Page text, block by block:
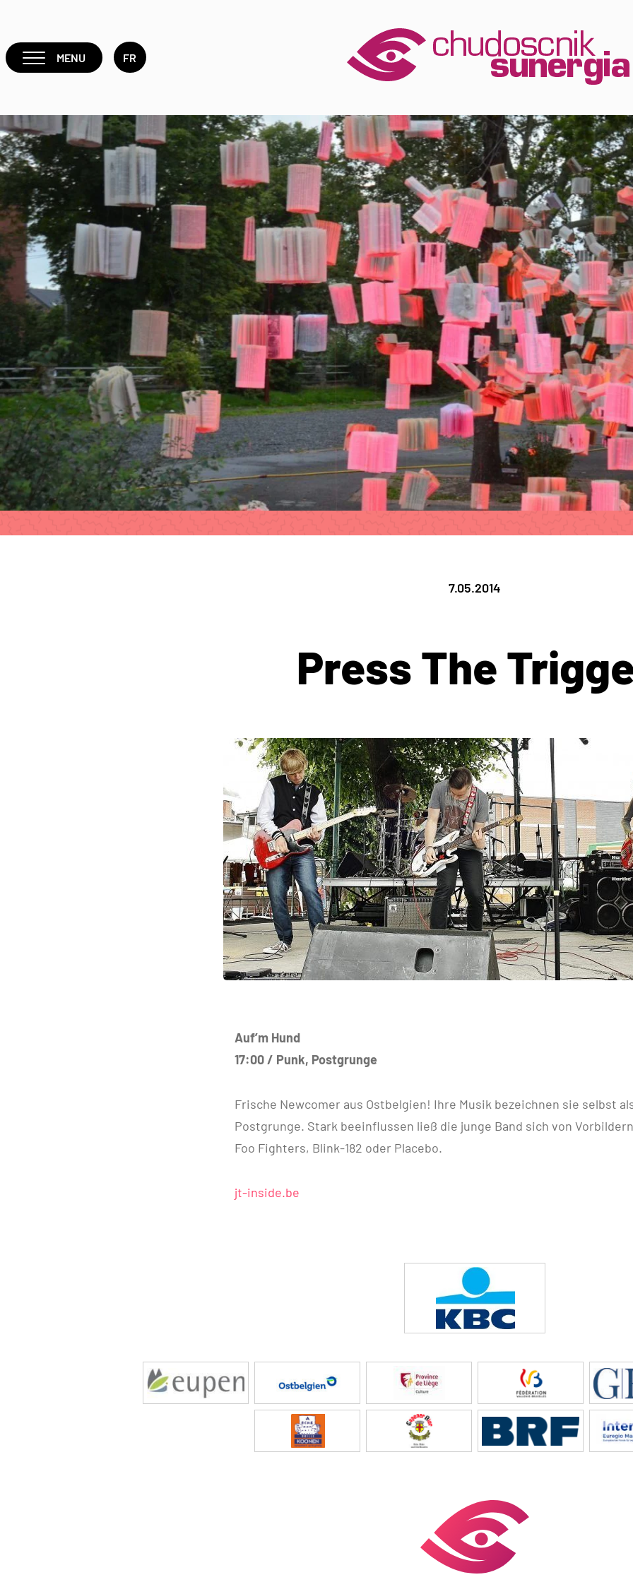
MENU FR
7.05.2014
Press The
Auf’m Hund
17:00 / Punk, Postgrunge
Frische Newcomer aus Ostbelgien! Ihre Musik bezeichnen sie selbst
Postgrunge. Stark beeinflussen ließ die junge Band sich von
Foo Fighters, Blink-182 oder Placebo.
jt-inside.be